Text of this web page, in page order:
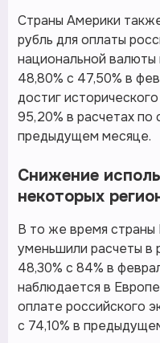
Страны Америки
рубль для оплаты
национальной валюты
48,80% с 47,50% в
достиг
95,20% в расчетах по
предыдущем месяце.
Снижение
некоторых
В то же время страны
уменьшили расчеты в
48,30% с 84% в
наблюдается в
оплате российского
с 74,10% в